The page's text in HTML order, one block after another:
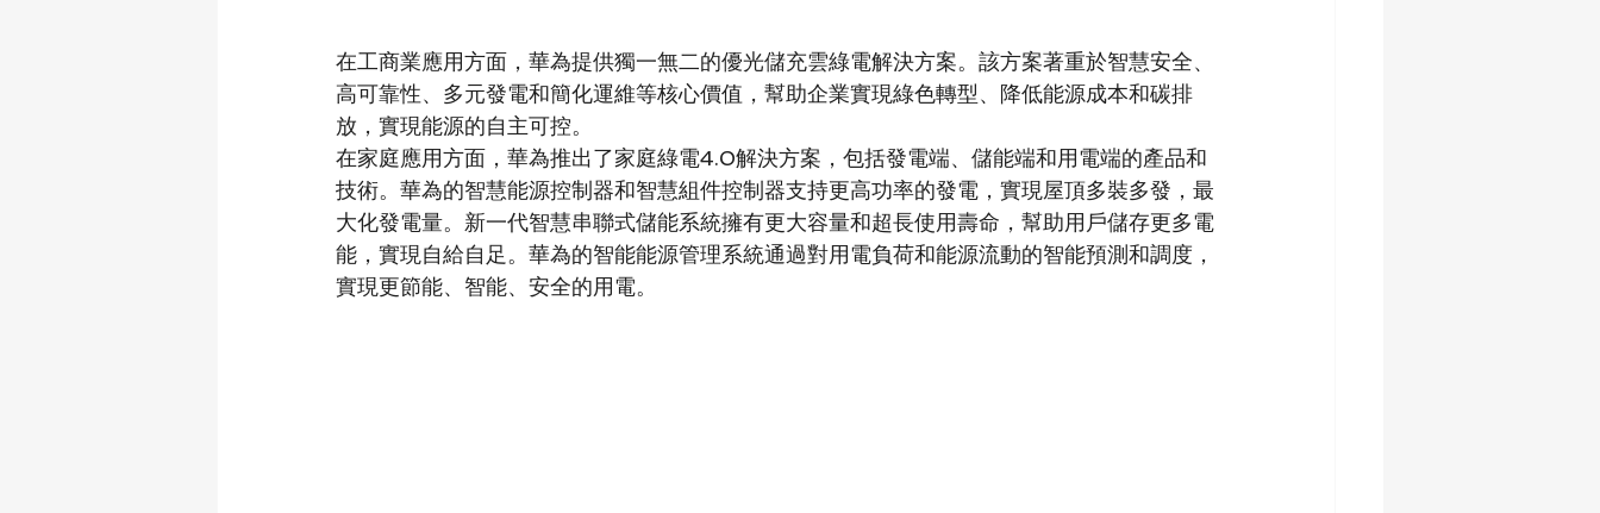
在工商業應用方面，華為提供獨一無二的優光儲充雲綠電解決方案。該方案著重於智慧安全、
高可靠性、多元發電和簡化運維等核心價值，幫助企業實現綠色轉型、降低能源成本和碳排
放，實現能源的自主可控。
在家庭應用方面，華為推出了家庭綠電4.0解決方案，包括發電端、儲能端和用電端的產品和
技術。華為的智慧能源控制器和智慧組件控制器支持更高功率的發電，實現屋頂多裝多發，最
大化發電量。新一代智慧串聯式儲能系統擁有更大容量和超長使用壽命，幫助用戶儲存更多電
能，實現自給自足。華為的智能能源管理系統通過對用電負荷和能源流動的智能預測和調度，
實現更節能、智能、安全的用電。